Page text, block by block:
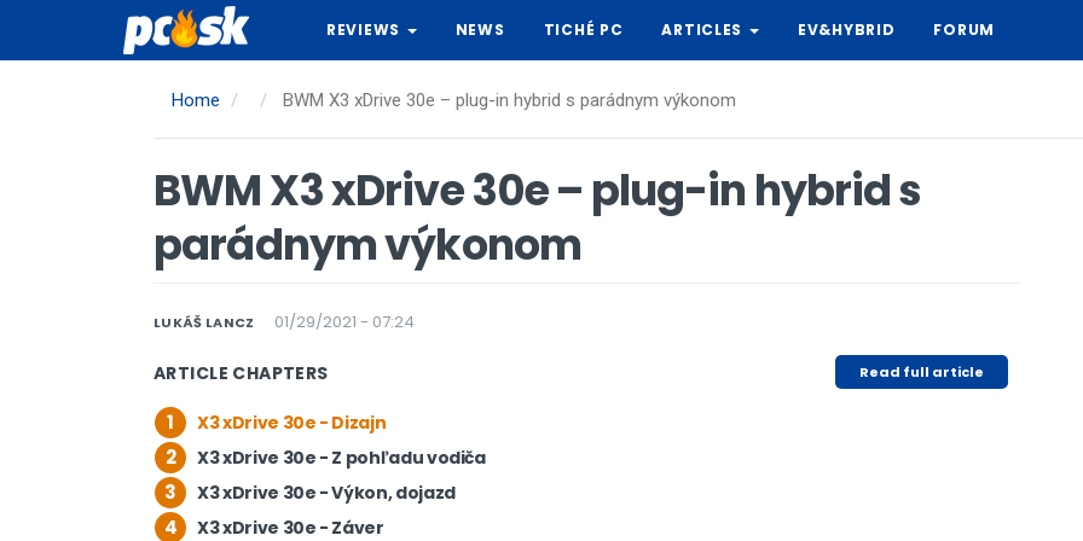
main
REVIEWS NEWS TICHÉ PC ARTICLES EV&HYBRID FORUM
Home BWM X3 xDrive 30e – plug-in hybrid s parádnym výkonom
BWM X3 xDrive 30e – plug-in hybrid s
parádnym výkonom
LUKÁŠ LANCZ 01/29/2021 - 07:24
ARTICLE CHAPTERS Read full article
1 X3 xDrive 30e - Dizajn
2 X3 xDrive 30e - Z pohľadu vodiča
3 X3 xDrive 30e - Výkon, dojazd
4 X3 xDrive 30e - Záver